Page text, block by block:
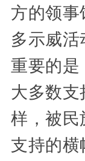
方的领事
多示威
重要的是
大多数
样，被民
支持的横